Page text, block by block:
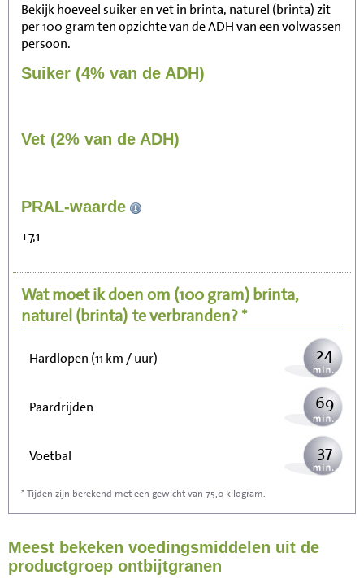
Bekijk hoeveel suiker en vet in brinta, naturel (brinta) zit
per 100 gram ten opzichte van de ADH van een volwassen
persoon.
Suiker (4% van de ADH)
Vet (2% van de ADH)
PRAL-waarde
+7,1
Wat moet ik doen om (100 gram)brinta,
naturel (brinta) te verbranden? *
Zitten, tv kijken
Wandelen (5 km/uur)
Hardlopen (11 km / uur) 24
Paardrijden 69
Voetbal 37
Stofzuigen
Strijken 121
* Tijden zijn berekend met een gewicht van 75,0 kilogram.
Meest bekeken voedingsmiddelen uit de
productgroep ontbijtgranen